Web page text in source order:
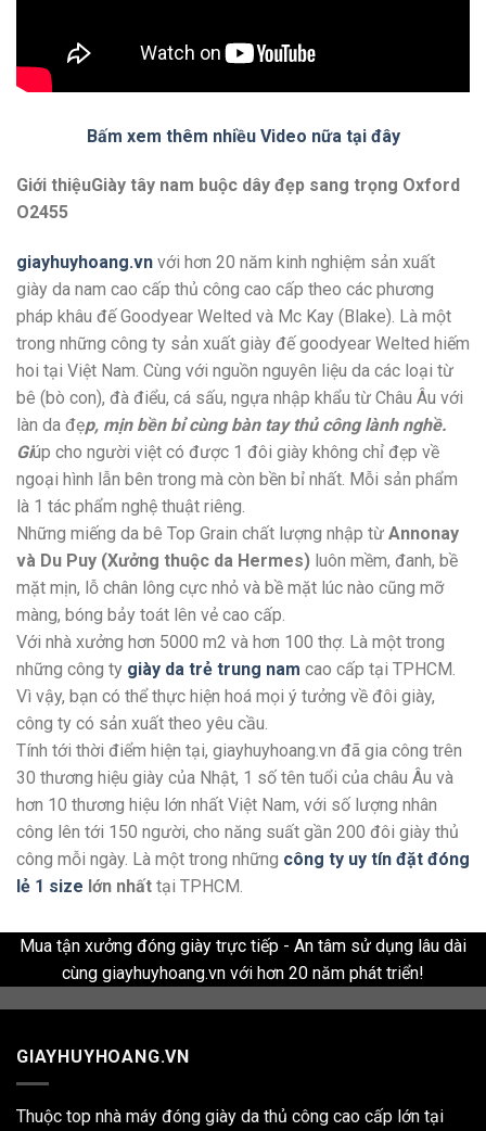
Bấm xem thêm nhiều Video nữa tại đây
Giới thiệuGiày tây nam buộc dây đẹp sang trọng Oxford
O2455
giayhuyhoang.vn với hơn 20 năm kinh nghiệm sản xuất
giày da nam cao cấp thủ công cao cấp theo các phương
pháp khâu đế Goodyear Welted và Mc Kay (Blake). Là một
trong những công ty sản xuất giày đế goodyear Welted hiếm
hoi tại Việt Nam. Cùng với nguồn nguyên liệu da các loại từ
bê (bò con), đà điểu, cá sấu, ngựa nhập khẩu từ Châu Âu với
làn da đẹp, mịn bền bỉ cùng bàn tay thủ công lành nghề.
Giúp cho người việt có được 1 đôi giày không chỉ đẹp về
ngoại hình lẫn bên trong mà còn bền bỉ nhất. Mỗi sản phẩm
là 1 tác phẩm nghệ thuật riêng.
Những miếng da bê Top Grain chất lượng nhập từ Annonay
và Du Puy (Xưởng thuộc da Hermes) luôn mềm, đanh, bề
mặt mịn, lỗ chân lông cực nhỏ và bề mặt lúc nào cũng mỡ
màng, bóng bảy toát lên vẻ cao cấp.
Với nhà xưởng hơn 5000 m2 và hơn 100 thợ. Là một trong
những công ty giày da trẻ trung nam cao cấp tại TPHCM.
Vì vậy, bạn có thể thực hiện hoá mọi ý tưởng về đôi giày,
công ty có sản xuất theo yêu cầu.
Tính tới thời điểm hiện tại, giayhuyhoang.vn đã gia công trên
30 thương hiệu giày của Nhật, 1 số tên tuổi của châu Âu và
hơn 10 thương hiệu lớn nhất Việt Nam, với số lượng nhân
công lên tới 150 người, cho năng suất gần 200 đôi giày thủ
công mỗi ngày. Là một trong những công ty uy tín đặt đóng
lẻ 1 size lớn nhất tại TPHCM.
Mua tận xưởng đóng giày trực tiếp - An tâm sử dụng lâu dài
cùng giayhuyhoang.vn với hơn 20 năm phát triển!
GIAYHUYHOANG.VN
Thuộc top nhà máy đóng giày da thủ công cao cấp lớn tại